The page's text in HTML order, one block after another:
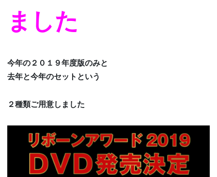
ました
今年の２０１９年度版のみと
去年と今年のセットという
２種類ご用意しました